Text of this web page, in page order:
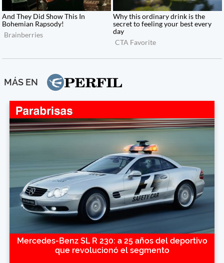
MÁS EN
Mercedes-Benz SL R 230: a 25 años del deportivo
que revolucionó el segmento